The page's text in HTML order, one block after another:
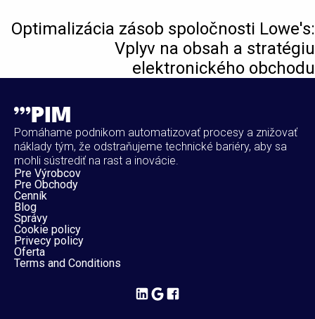
Optimalizácia zásob spoločnosti Lowe's:
Vplyv na obsah a stratégiu
elektronického obchodu
Pomáhame podnikom automatizovať procesy a znižovať
náklady tým, že odstraňujeme technické bariéry, aby sa
mohli sústrediť na rast a inovácie.
Pre Výrobcov
Pre Obchody
Cenník
Blog
Správy
Cookie policy
Privecy policy
Oferta
Terms and Conditions